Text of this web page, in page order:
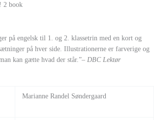
2 book
på engelsk til 1. og 2. klassetrin med en kort og
på hver side. Illustrationerne er farverige og
kan gætte hvad der står.”– DBC Lektør
Marianne Randel Søndergaard